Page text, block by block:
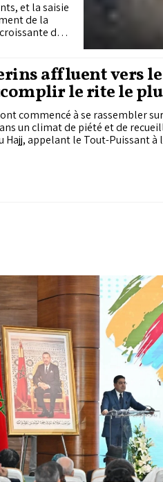
et la saisie
de la
de
réseauxaffluent vers
le rite le
commencé à se rassembler
un climat de piété et de
appelant le Tout-Puissant à